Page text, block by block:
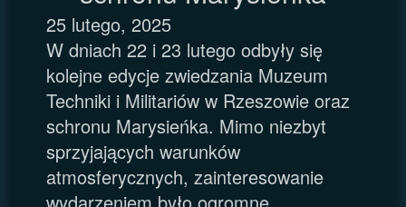
25 lutego, 2025
W dniach 22 i 23 lutego odbyły się
kolejne edycje zwiedzania Muzeum
Techniki i Militariów w Rzeszowie oraz
schronu Marysieńka. Mimo niezbyt
sprzyjających warunków
atmosferycznych, zainteresowanie